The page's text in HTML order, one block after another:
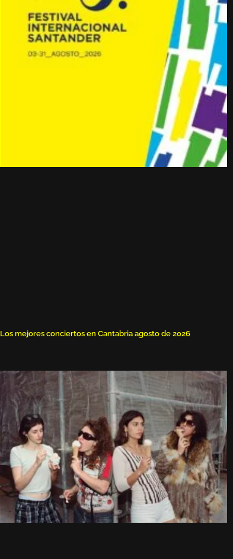
Los mejores conciertos en Cantabria agosto de 2026